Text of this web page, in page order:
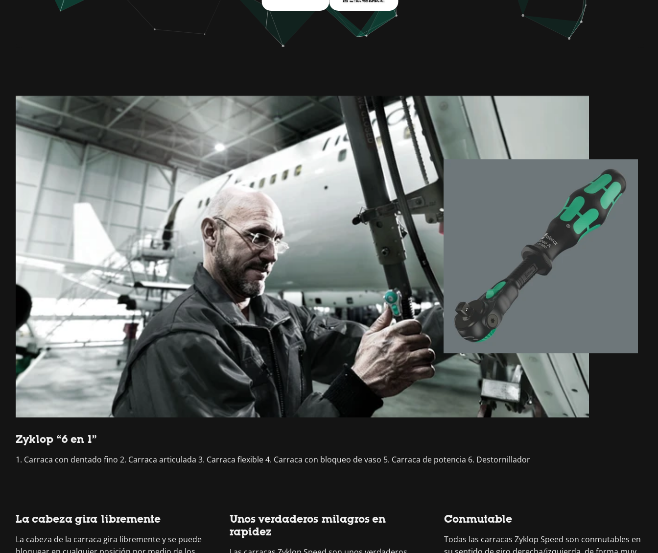
Zyklop “6 en 1”
1. Carraca con dentado fino 2. Carraca articulada 3. Carraca flexible 4. Carraca con bloqueo de vaso 5. Carraca de potencia 6. Destornillador
La cabeza gira libremente
La cabeza de la carraca gira libremente y se puede
Unos verdaderos milagros en
rapidez
Conmutable
Todas las carracas Zyklop Speed son conmutables en